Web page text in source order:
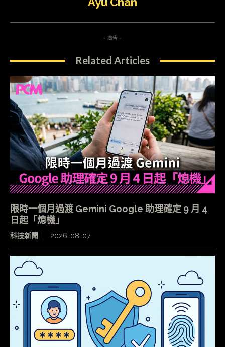
- 廣告 -
Related Articles
限時一個月過渡 Gemini Google 助理確定 9 月 4
日起「熄機」
科技新聞 2026-08-07